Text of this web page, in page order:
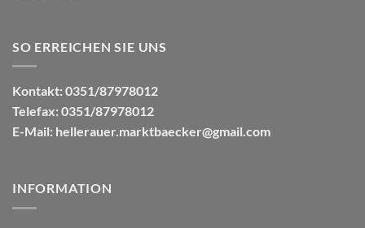
SO ERREICHEN SIE UNS
Kontakt: 0351/87978012
Telefax: 0351/87978012
E-Mail: hellerauer.marktbaecker@gmail.com
INFORMATION